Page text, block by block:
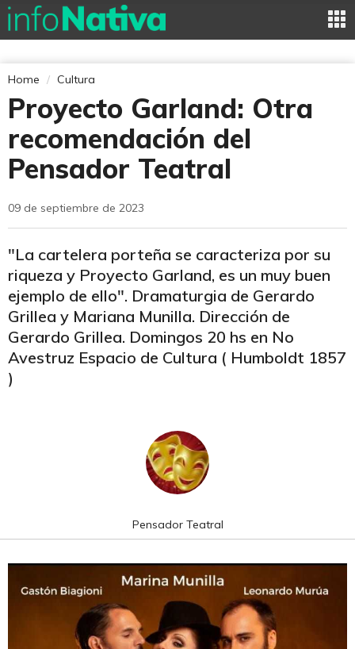
Home Cultura
Proyecto Garland: Otra
recomendación del
Pensador Teatral
09 de septiembre de 2023
"La cartelera porteña se caracteriza por su
riqueza y Proyecto Garland, es un muy buen
ejemplo de ello". Dramaturgia de Gerardo
Grillea y Mariana Munilla. Dirección de
Gerardo Grillea. Domingos 20 hs en No
Avestruz Espacio de Cultura ( Humboldt 1857
)
Pensador Teatral